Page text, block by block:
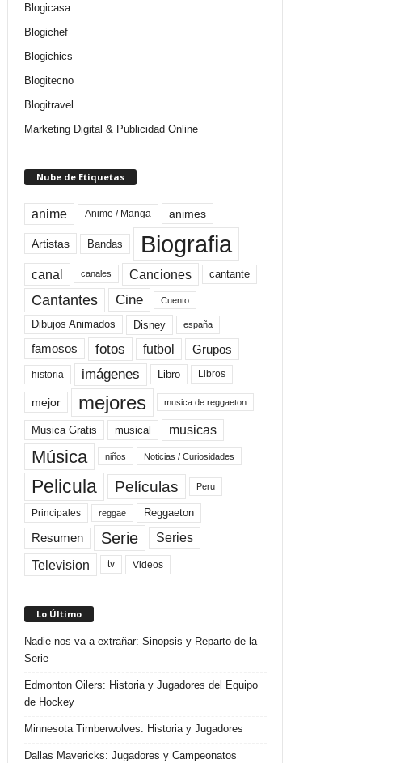
Blogicasa
Blogichef
Blogichics
Blogitecno
Blogitravel
Marketing Digital & Publicidad Online
Nube de Etiquetas
anime Anime / Manga animes
Artistas Bandas Biografia
canal canales Canciones cantante
Cantantes Cine Cuento
Dibujos Animados Disney españa
famosos fotos futbol Grupos
historia imágenes Libro Libros
mejor mejores musica de reggaeton
Musica Gratis musical musicas
Música niños Noticias / Curiosidades
Pelicula Películas Peru
Principales reggae Reggaeton
Resumen Serie Series
Television tv Videos
Lo Último
Nadie nos va a extrañar: Sinopsis y Reparto de la
Serie
Edmonton Oilers: Historia y Jugadores del Equipo
de Hockey
Minnesota Timberwolves: Historia y Jugadores
Dallas Mavericks: Jugadores y Campeonatos